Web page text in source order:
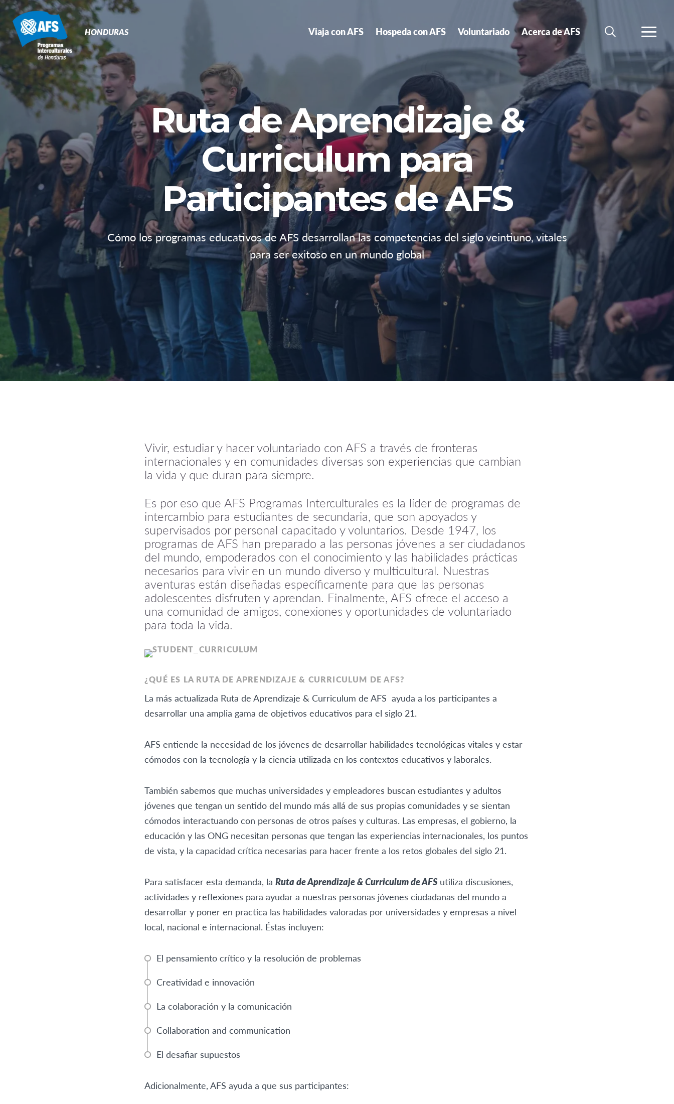
HONDURAS
Navegación
Primaria
Viaja con AFS Hospeda con AFS Voluntariado Acerca de AFS
BÚSQUEDA
MÁS
Ruta de Aprendizaje &
Curriculum para
Participantes de AFS
Cómo los programas educativos de AFS desarrollan las competencias del siglo veintiuno, vitales
para ser exitoso en un mundo global
Vivir, estudiar y hacer voluntariado con AFS a través de fronteras
internacionales y en comunidades diversas son experiencias que cambian
la vida y que duran para siempre.
Es por eso que AFS Programas Interculturales es la líder de programas de
intercambio para estudiantes de secundaria, que son apoyados y
supervisados por personal capacitado y voluntarios. Desde 1947, los
programas de AFS han preparado a las personas jóvenes a ser ciudadanos
del mundo, empoderados con el conocimiento y las habilidades prácticas
necesarios para vivir en un mundo diverso y multicultural. Nuestras
aventuras están diseñadas específicamente para que las personas
adolescentes disfruten y aprendan. Finalmente, AFS ofrece el acceso a
una comunidad de amigos, conexiones y oportunidades de voluntariado
para toda la vida.
¿QUÉ ES LA RUTA DE APRENDIZAJE & CURRICULUM DE AFS?
La más actualizada Ruta de Aprendizaje & Curriculum de AFS ayuda a los participantes a
desarrollar una amplia gama de objetivos educativos para el siglo 21.
AFS entiende la necesidad de los jóvenes de desarrollar habilidades tecnológicas vitales y estar
cómodos con la tecnología y la ciencia utilizada en los contextos educativos y laborales.
También sabemos que muchas universidades y empleadores buscan estudiantes y adultos
jóvenes que tengan un sentido del mundo más allá de sus propias comunidades y se sientan
cómodos interactuando con personas de otros países y culturas. Las empresas, el gobierno, la
educación y las ONG necesitan personas que tengan las experiencias internacionales, los puntos
de vista, y la capacidad crítica necesarias para hacer frente a los retos globales del siglo 21.
Para satisfacer esta demanda, la Ruta de Aprendizaje & Curriculum de AFSutiliza discusiones,
actividades y reflexiones para ayudar a nuestras personas jóvenes ciudadanas del mundo a
desarrollar y poner en practica las habilidades valoradas por universidades y empresas a nivel
local, nacional e internacional. Éstas incluyen:
El pensamiento crítico y la resolución de problemas
Creatividad e innovación
La colaboración y la comunicación
Collaboration and communication
El desafiar supuestos
Adicionalmente, AFS ayuda a que sus participantes: